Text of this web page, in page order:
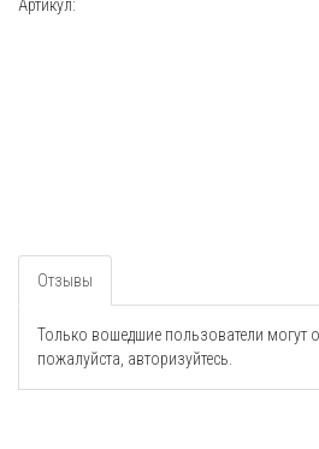
Артикул:
Отзывы
Только вошедшие пользователи могут
пожалуйста, авторизуйтесь.